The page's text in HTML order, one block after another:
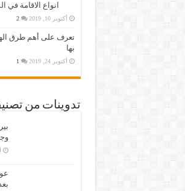
انواع الاقامة في
أكتوبر 10, 2019 2
تعرف على أهم طرق
بها
أكتوبر 24, 2019 1
تدوينات من